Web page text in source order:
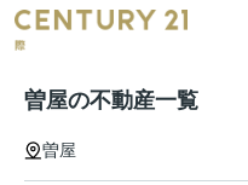
曽屋の不動産一覧
曽屋